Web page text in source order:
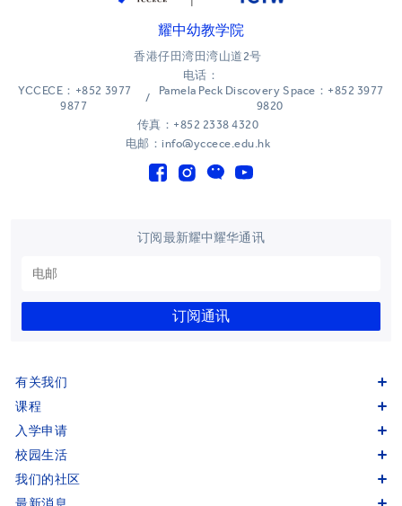
耀中幼教学院
香港仔田湾田湾山道2号
电话：
YCCECE：+852 3977
9877
/
Pamela Peck Discovery Space：+852 3977
9820
传真：+852 2338 4320
电邮：info@yccece.edu.hk
订阅最新耀中耀华通讯
订阅通讯
有关我们
课程
入学申请
校园生活
我们的社区